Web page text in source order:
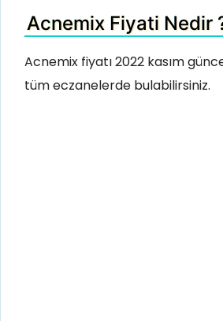
Acnemix Fiyati Nedir
Acnemix fiyatı 2022 kasım
tüm eczanelerde bulabilirsiniz.